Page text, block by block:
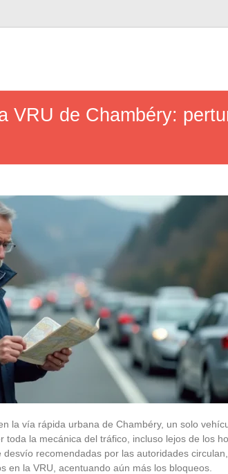
VRU de Chambéry:
la vía rápida urbana de Chambéry, un solo
toda la mecánica del tráfico, incluso lejos de los
recomendadas por las autoridades
en la VRU, acentuando aún más los bloqueos.